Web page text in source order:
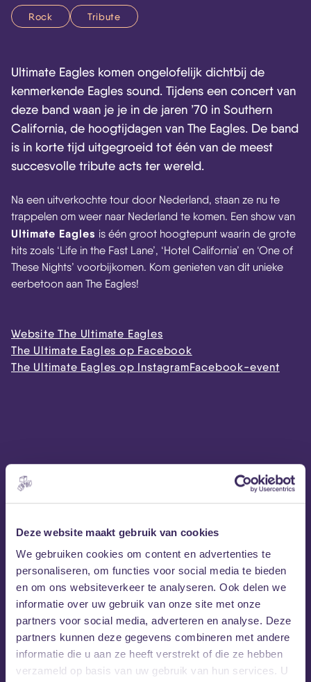
Deze website maakt gebruik van cookies
We gebruiken cookies om content en advertenties te
personaliseren, om functies voor social media te bieden
en om ons websiteverkeer te analyseren. Ook delen we
informatie over uw gebruik van onze site met onze
partners voor social media, adverteren en analyse. Deze
partners kunnen deze gegevens combineren met andere
informatie die u aan ze heeft verstrekt of die ze hebben
verzameld op basis van uw gebruik van hun services. U
Rock Tribute
Ultimate Eagles komen ongelofelijk dichtbij de
kenmerkende Eagles sound. Tijdens een concert van
deze band waan je je in de jaren ’70 in Southern
California, de hoogtijdagen van The Eagles. De band
is in korte tijd uitgegroeid tot één van de meest
succesvolle tribute acts ter wereld.
Na een uitverkochte tour door Nederland, staan ze nu te
trappelen om weer naar Nederland te komen. Een show van
Ultimate Eagles is één groot hoogtepunt waarin de grote
hits zoals ‘Life in the Fast Lane’, ‘Hotel California’ en ‘One of
These Nights’ voorbijkomen. Kom genieten van dit unieke
eerbetoon aan The Eagles!
Website The Ultimate Eagles
The Ultimate Eagles op Facebook
The Ultimate Eagles op InstagramFacebook-event